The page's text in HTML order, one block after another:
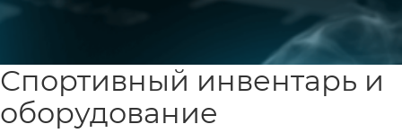
Спортивный инвентарь и
оборудование